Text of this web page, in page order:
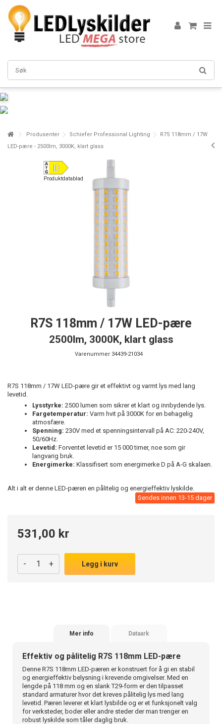
Produsenter Schiefer Professional Lighting
R7S 118mm / 17W
LED-pære - 2500lm, 3000K, klart glass
Produktdatablad
R7S 118mm / 17W LED-pære
2500lm, 3000K, klart glass
Varenummer 34439-21034
R7S 118mm / 17W LED-pære gir et effektivt og varmt lys med lang
levetid.
Lysstyrke: 2500 lumen som sikrer et klart og innbydende lys.
Fargetemperatur: Varm hvit på 3000K for en behagelig
atmosfære.
Spenning: 230V med et spenningsintervall på AC: 220-240V,
50/60Hz.
Levetid: Forventet levetid er 15 000 timer, noe som gir
langvarig bruk.
Energimerke: Klassifisert som energimerke D på A-G skalaen.
Alt i alt er denne LED-pæren en pålitelig og energieffektiv lyskilde.
Sendes innen 13-15 dager
531,00 kr
- + Legg i kurv
Mer info Dataark
Effektiv og pålitelig R7S 118mm LED-pære
Denne R7S 118mm LED-pæren er konstruert for å gi en stabil
og energieffektiv belysning i krevende omgivelser. Med en
lengde på 118 mm og en slank T29-form er den tilpasset
standard armaturer hvor det kreves pålitelig lys med lang
levetid. Pæren leverer et klart lysbilde og er et funksjonelt valg
for verksteder, boder eller andre steder der man trenger en
robust lyskilde som tåler daglig bruk.